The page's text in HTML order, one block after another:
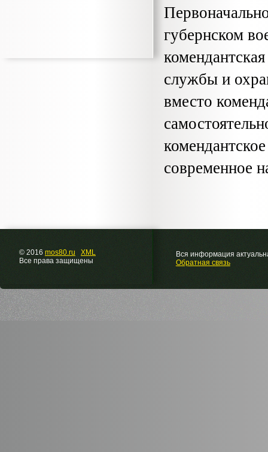
губернском
служ­бы и
вместо
современное
© 2016 mos80.ru
XML
Все права защищены
Вся информация
Обратная связь